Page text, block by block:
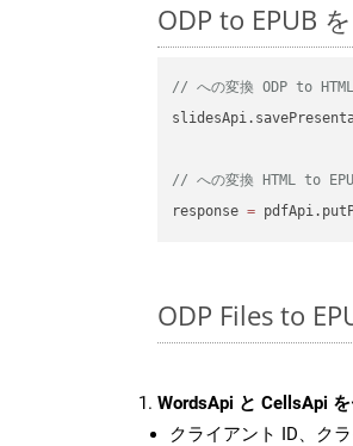
ODP to EPUB
// への変換 ODP to HTML
// への変換 HTML to
response =
ODP Files to
WordsApi と CellsApi
クライアント ID、ク